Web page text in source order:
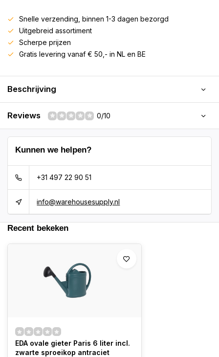
Snelle verzending, binnen 1-3 dagen bezorgd
Uitgebreid assortiment
Scherpe prijzen
Gratis levering vanaf € 50,- in NL en BE
Beschrijving
Reviews 0/10
Kunnen we helpen?
+31 497 22 90 51
info@warehousesupply.nl
Recent bekeken
EDA ovale gieter Paris 6 liter incl.
zwarte sproeikop antraciet